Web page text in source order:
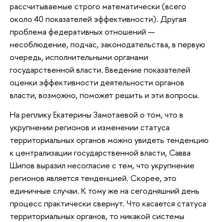
рассчитываемые строго математически (всего
около 40 показателей эффективности). Другая
проблема федеративных отношений —
несоблюдение, подчас, законодательства, в первую
очередь, исполнительными органами
государственной власти. Введение показателей
оценки эффективности деятельности органов
власти, возможно, поможет решить и эти вопросы.
На реплику Екатерины Замотаевой о том, что в
укрупнении регионов и изменении статуса
территориальных органов можно увидеть тенденцию
к централизации государственной власти, Савва
Шипов выразил несогласие с тем, что укрупнение
регионов является тенденцией. Скорее, это
единичные случаи. К тому же на сегодняшний день
процесс практически свернут. Что касается статуса
территориальных органов, то никакой системы